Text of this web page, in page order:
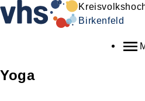
Birkenfeld
Yoga